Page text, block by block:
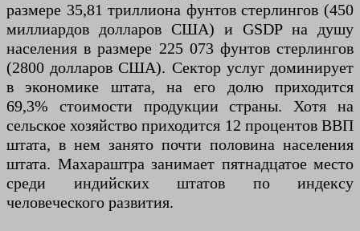
размере 35,81 триллиона фунтов стерлингов (450
миллиардов долларов США) и GSDP на душу
населения в размере 225 073 фунтов стерлингов
(2800 долларов США). Сектор услуг доминирует
в экономике штата, на его долю приходится
69,3% стоимости продукции страны. Хотя на
сельское хозяйство приходится 12 процентов ВВП
штата, в нем занято почти половина населения
штата. Махараштра занимает пятнадцатое место
среди индийских штатов по индексу
человеческого развития.